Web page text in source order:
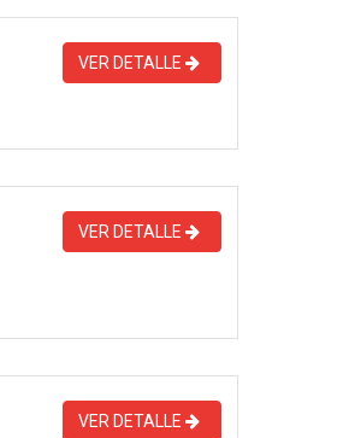
VER DETALLE
VER DETALLE
VER DETALLE